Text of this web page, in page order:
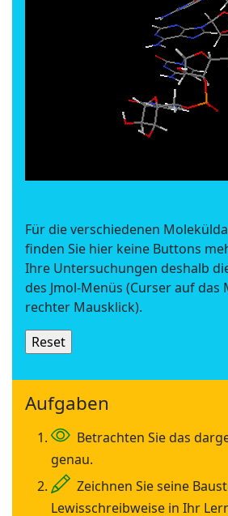
Für die verschiedenen
finden Sie hier keine Buttons
Ihre Untersuchungen deshalb
des Jmol-Menüs (Curser auf das
rechter Mausklick).
Aufgaben
Betrachten Sie das
genau.
Zeichnen Sie seine
Lewisschreibweise in Ihr